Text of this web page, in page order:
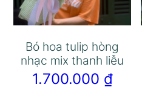
Bó hoa tulip hòng
nhạc mix thanh liễu
1.700.000 ₫